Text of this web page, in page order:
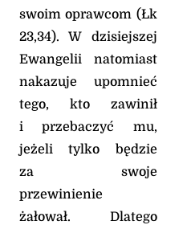
swoim oprawcom (Łk
23,34). W dzisiejszej
Ewangelii natomiast
nakazuje upomnieć
tego, kto zawinił
i przebaczyć mu,
jeżeli tylko będzie
za swoje
przewinienie
żałował. Dlatego